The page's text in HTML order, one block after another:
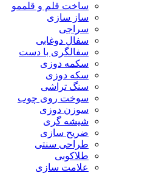
ساخت قلم و قلممو
ساز سازی
سراجی
سفال دوغابی
سفالگری با دست
سکمه دوزی
سکه دوزی
سنگ تراشی
سوخت روی چوب
سوزن دوزی
شیشه گری
ضریح سازی
طراحی سنتی
طلاکوبی
علامت سازی